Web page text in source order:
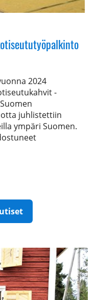
2024
-
juhlistettiin
ympäri Suomen.